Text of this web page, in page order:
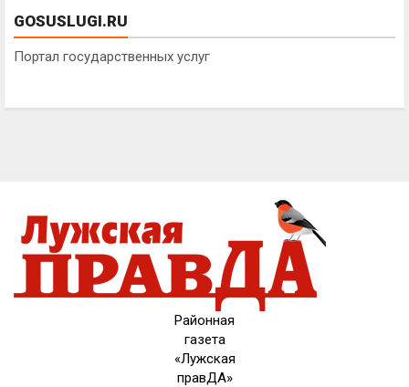
GOSUSLUGI.RU
Портал государственных услуг
Районная
газета
«Лужская
правДА»